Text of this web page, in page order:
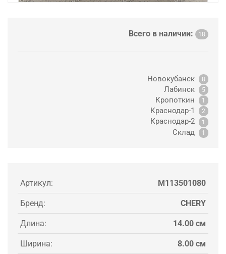
Всего в наличии: 18
Новокубанск 8
Лабинск 5
Кропоткин 1
Краснодар-1 2
Краснодар-2 1
Склад 1
Артикул: M113501080
Бренд: CHERY
Длина: 14.00 см
Ширина: 8.00 см